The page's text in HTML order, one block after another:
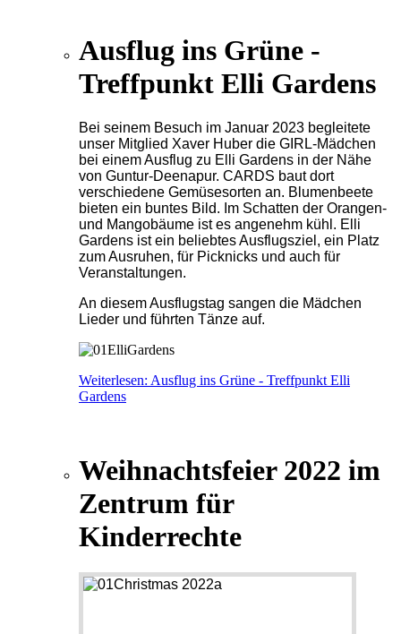
Ausflug ins Grüne -
Treffpunkt Elli Gardens
Bei seinem Besuch im Januar 2023 begleitete
unser Mitglied Xaver Huber die GIRL-Mädchen
bei einem Ausflug zu Elli Gardens in der Nähe
von Guntur-Deenapur. CARDS baut dort
verschiedene Gemüsesorten an. Blumenbeete
bieten ein buntes Bild. Im Schatten der Orangen-
und Mangobäume ist es angenehm kühl. Elli
Gardens ist ein beliebtes Ausflugsziel, ein Platz
zum Ausruhen, für Picknicks und auch für
Veranstaltungen.
An diesem Ausflugstag sangen die Mädchen
Lieder und führten Tänze auf.
Weiterlesen: Ausflug ins Grüne - Treffpunkt Elli
Gardens
Weihnachtsfeier 2022 im
Zentrum für
Kinderrechte